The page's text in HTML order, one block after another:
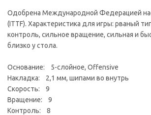
Одобрена Международной Федерацией
(ITTF). Характеристика для игры: рваный
контроль, сильное вращение, сильная и
близко у стола.
Основание: 5-слойное, Offensive
Накладка: 2,1 мм, шипами во внутрь
Скорость: 9
Вращение: 9
Контроль: 8